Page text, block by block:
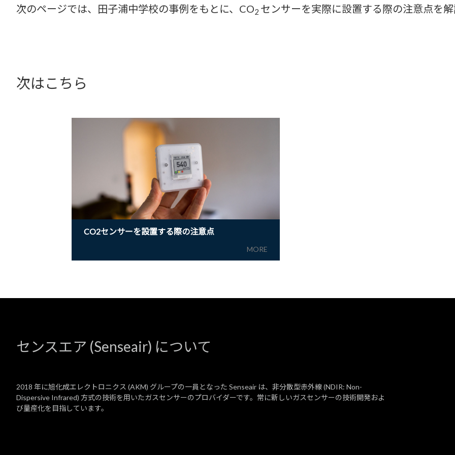
次のページでは、田子浦中学校の事例をもとに、CO2 センサーを実際に設置する際の注意点を解
次はこちら
CO2センサーを設置する際の注意点
MORE
センスエア (Senseair) について
2018 年に旭化成エレクトロニクス (AKM) グループの一員となった Senseair は、非分散型赤外線 (NDIR: Non-
Dispersive Infrared) 方式の技術を用いたガスセンサーのプロバイダーです。常に新しいガスセンサーの技術開発およ
び量産化を目指しています。